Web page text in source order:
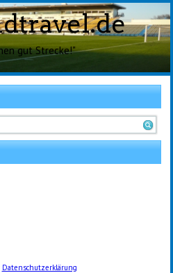
gut Strecke!"
Datenschutzerklärung